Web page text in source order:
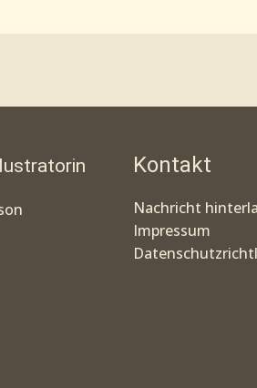
Kontakt
Nachricht
Impressum